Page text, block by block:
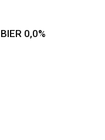
0,0%